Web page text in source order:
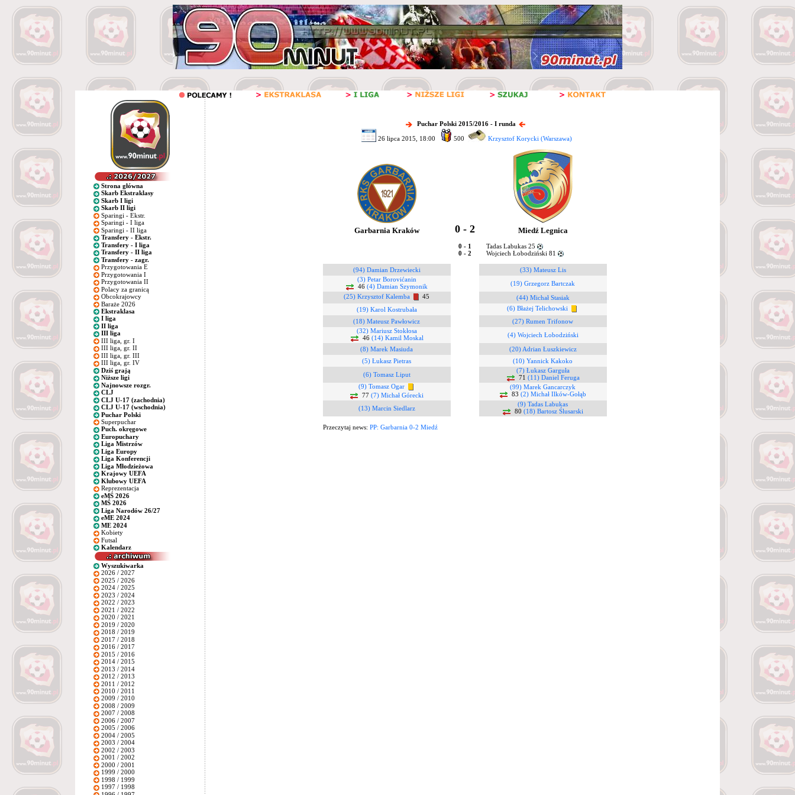
Strona główna
Skarb Ekstraklasy
Skarb I ligi
Skarb II ligi
Sparingi - Ekstr.
Sparingi - I liga
Sparingi - II liga
Transfery - Ekstr.
Transfery - I liga
Transfery - II liga
Transfery - zagr.
Przygotowania E
Przygotowania I
Przygotowania II
Polacy za granicą
Obcokrajowcy
Baraże 2026
Ekstraklasa
I liga
II liga
III liga
III liga, gr. I
III liga, gr. II
III liga, gr. III
III liga, gr. IV
Dziś grają
Niższe ligi
Najnowsze rozgr.
CLJ
CLJ U-17 (zachodnia)
CLJ U-17 (wschodnia)
Puchar Polski
Superpuchar
Puch. okręgowe
Europuchary
Liga Mistrzów
Liga Europy
Liga Konferencji
Liga Młodzieżowa
Krajowy UEFA
Klubowy UEFA
Reprezentacja
eMŚ 2026
MŚ 2026
Liga Narodów 26/27
eME 2024
ME 2024
Kobiety
Futsal
Kalendarz
Wyszukiwarka
2026 / 2027
2025 / 2026
2024 / 2025
2023 / 2024
2022 / 2023
2021 / 2022
2020 / 2021
2019 / 2020
2018 / 2019
2017 / 2018
2016 / 2017
2015 / 2016
2014 / 2015
2013 / 2014
2012 / 2013
2011 / 2012
2010 / 2011
2009 / 2010
2008 / 2009
2007 / 2008
2006 / 2007
2005 / 2006
2004 / 2005
2003 / 2004
2002 / 2003
2001 / 2002
2000 / 2001
1999 / 2000
1998 / 1999
1997 / 1998
Puchar Polski 2015/2016 - I runda
26 lipca 2015, 18:00 500 Krzysztof Korycki (Warszawa)
Garbarnia Kraków 0 - 2 Miedź Legnica
0 - 1
Tadas Labukas 25
0 - 2
Wojciech Łobodziński 81
(94) Damian Drzewiecki
(33) Mateusz Lis
(3) Petar Borovićanin
46 (4) Damian Szymonik
(19) Grzegorz Bartczak
(25) Krzysztof Kalemba
45
(44) Michał Stasiak
(19) Karol Kostrubała
(6) Błażej Telichowski
(18) Mateusz Pawłowicz
(27) Rumen Trifonow
(32) Mariusz Stokłosa
46 (14) Kamil Moskal
(4) Wojciech Łobodziński
(8) Marek Masiuda
(20) Adrian Łuszkiewicz
(5) Łukasz Pietras
(10) Yannick Kakoko
(6) Tomasz Liput
(7) Łukasz Garguła
71 (11) Daniel Feruga
(9) Tomasz Ogar
77 (7) Michał Górecki
(99) Marek Gancarczyk
83 (2) Michał Ilków-Gołąb
(13) Marcin Siedlarz
(9) Tadas Labukas
80 (18) Bartosz Ślusarski
Przeczytaj news: PP: Garbarnia 0-2 Miedź